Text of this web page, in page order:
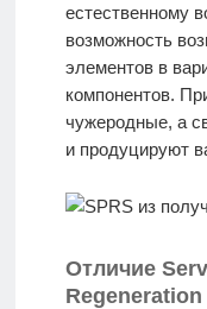
естественному
возможность
элементов в
компонентов.
чужеродные, а
и продуцируют
Отличие